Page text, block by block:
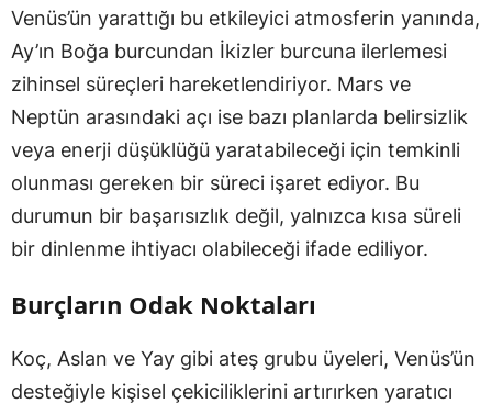
Venüs’ün yarattığı bu etkileyici atmosferin yanında,
Ay’ın Boğa burcundan İkizler burcuna ilerlemesi
zihinsel süreçleri hareketlendiriyor. Mars ve
Neptün arasındaki açı ise bazı planlarda belirsizlik
veya enerji düşüklüğü yaratabileceği için temkinli
olunması gereken bir süreci işaret ediyor. Bu
durumun bir başarısızlık değil, yalnızca kısa süreli
bir dinlenme ihtiyacı olabileceği ifade ediliyor.
Burçların Odak Noktaları
Koç, Aslan ve Yay gibi ateş grubu üyeleri, Venüs’ün
desteğiyle kişisel çekiciliklerini artırırken yaratıcı